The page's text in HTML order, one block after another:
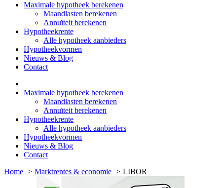
Maximale hypotheek berekenen
Maandlasten berekenen
Annuïteit berekenen
Hypotheekrente
Alle hypotheek aanbieders
Hypotheekvormen
Nieuws & Blog
Contact
Maximale hypotheek berekenen
Maandlasten berekenen
Annuïteit berekenen
Hypotheekrente
Alle hypotheek aanbieders
Hypotheekvormen
Nieuws & Blog
Contact
Home
Marktrentes & economie LIBOR